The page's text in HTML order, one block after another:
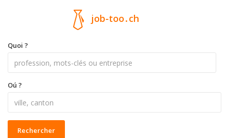
job-too.ch
Quoi ?
Oú ?
Rechercher